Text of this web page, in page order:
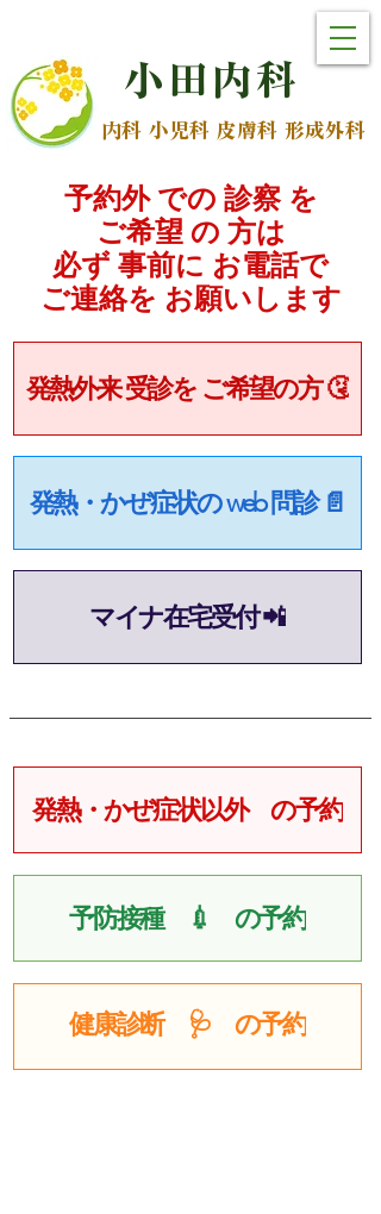
小 田 内科
内科 小児科 皮膚科 形成外科
予約外 での 診察 を
ご希望 の 方は
必ず 事前に お電話で
​ご連絡を お願いします
発熱外来 受診を ご希望の方 🤧
発熱・かぜ症状の web 問診 📄
マイナ在宅受付 📲
発熱・かぜ症状以外 の予約
予防接種 💉 の予約
健康診断 🩺 の予約